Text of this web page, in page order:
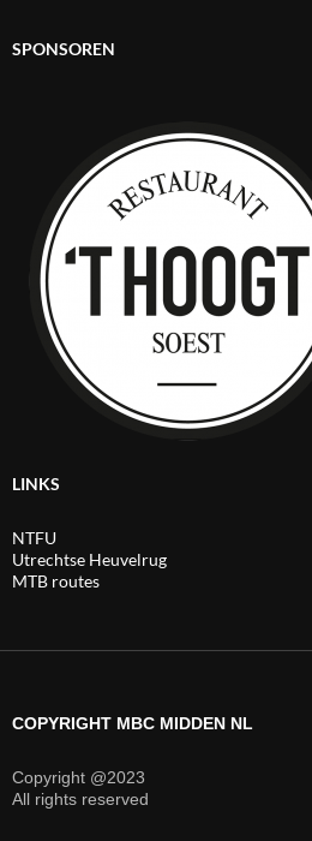
SPONSOREN
LINKS
NTFU
Utrechtse Heuvelrug
MTB routes
COPYRIGHT MBC MIDDEN NL
Copyright @2023
All rights reserved